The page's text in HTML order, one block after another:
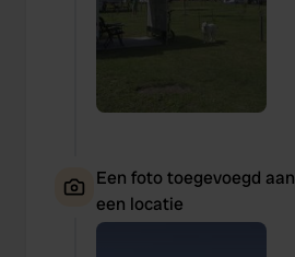
Een foto toegevoegd aan
een locatie